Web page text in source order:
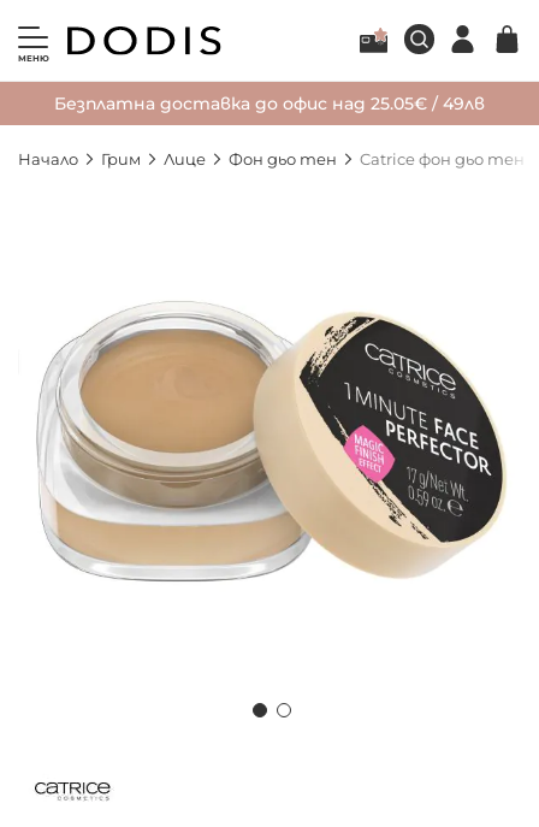
МЕНЮ
Безплатна доставка до офис над 25.05€ / 49лв
Начало Грим Лице Фон дьо тен Catrice фон дьо тен
галерията
изображенията
началото